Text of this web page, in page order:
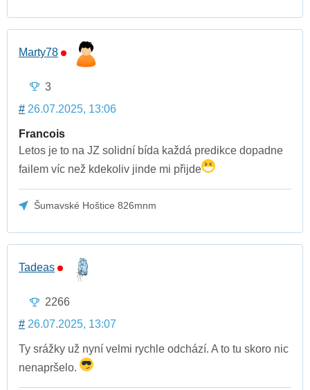
Marty78
3
# 26.07.2025, 13:06
Francois
Letos je to na JZ solidní bída každá predikce dopadne
failem víc než kdekoliv jinde mi přijde
Šumavské Hoštice 826mnm
Tadeas
2266
# 26.07.2025, 13:07
Ty srážky už nyní velmi rychle odchází. A to tu skoro nic
nenapršelo.